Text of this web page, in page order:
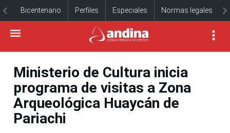
Bicentenario Perfiles Especiales Normas legales
Ministerio de Cultura inicia
programa de visitas a Zona
Arqueológica Huaycán de
Pariachi